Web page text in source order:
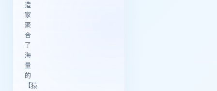
造
家
聚
合
了
海
量
的
【猿